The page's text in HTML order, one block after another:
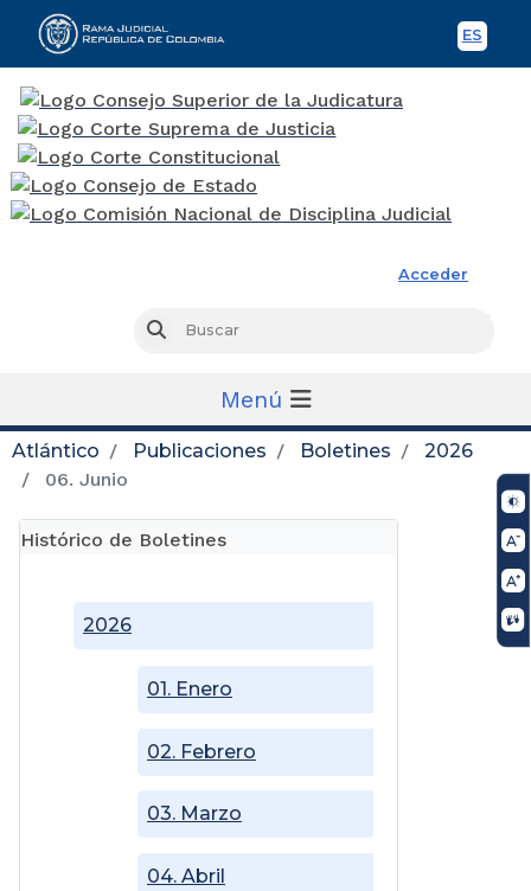
ES
Acceder
Buscar
Menú
Atlántico Publicaciones Boletines
2026
06. Junio
Histórico de Boletines
2026
01. Enero
02. Febrero
03. Marzo
04. Abril